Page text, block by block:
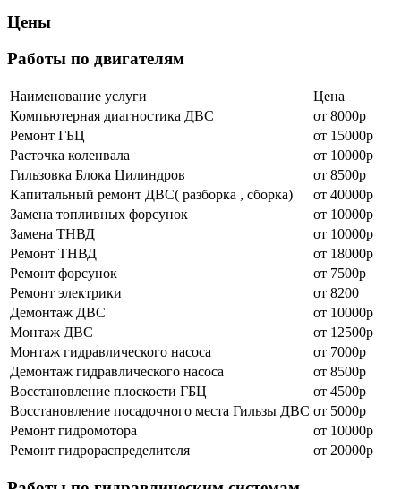
Цены
Работы по двигателям
Наименование уcлуги
Цена
Компьютерная диагностика ДВС
от 8000р
Ремонт ГБЦ
от 15000р
Расточка коленвала
от 10000р
Гильзовка Блока Цилиндров
от 8500р
Капитальный ремонт ДВС( разборка , сборка)
от 40000р
Замена топливных форсунок
от 10000р
Замена ТНВД
от 10000р
Ремонт ТНВД
от 18000р
Ремонт форсунок
от 7500р
Ремонт электрики
от 8200
Демонтаж ДВС
от 10000р
Монтаж ДВС
от 12500р
Монтаж гидравлического насоса
от 7000р
Демонтаж гидравлического насоса
от 8500р
Восстановление плоскости ГБЦ
от 4500р
Восстановление посадочного места Гильзы ДВС от 5000р
Ремонт гидромотора
от 10000р
Ремонт гидрораспределителя от 20000р